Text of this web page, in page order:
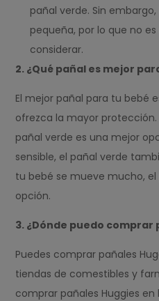
pañal verde. Sin
pequeña, por lo que no
considerar.
2. ¿Qué pañal es mejor
El mejor pañal para tu bebé
ofrezca la mayor
pañal verde es una mejor
sensible, el pañal verde
tu bebé se mueve mucho,
opción.
3. ¿Dónde puedo comprar
Puedes comprar pañales
tiendas de comestibles y
comprar pañales Huggies en